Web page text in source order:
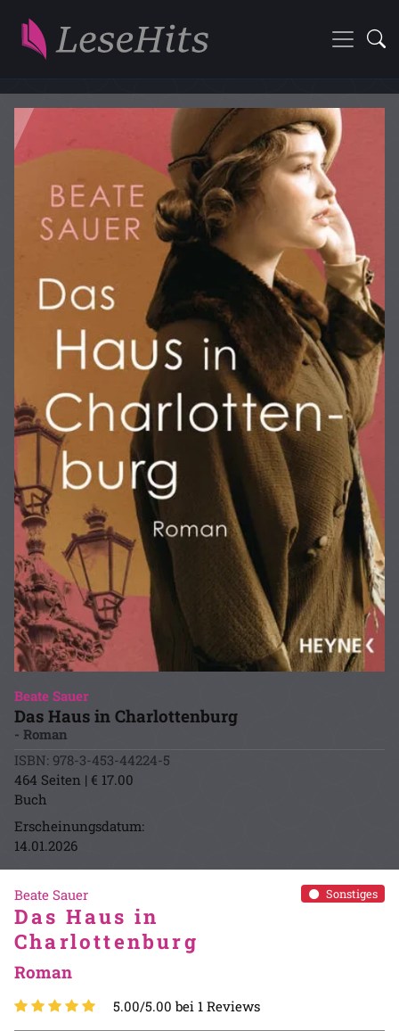
Beate Sauer
Das Haus in Charlottenburg
- Roman
ISBN: 978-3-453-44224-5
464 Seiten | € 17.00
Buch
Erscheinungsdatum:
14.01.2026
Sonstiges
Beate Sauer
Das Haus in
Charlottenburg
Roman
5.00/5.00 bei 1 Reviews